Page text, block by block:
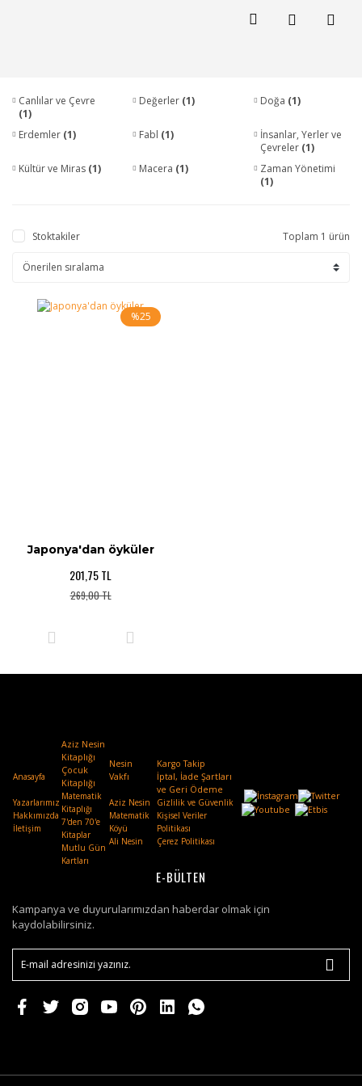
Canlılar ve Çevre
(1)
Değerler (1) Doğa (1)
Erdemler (1) Fabl (1)
İnsanlar, Yerler ve
Çevreler (1)
Kültür ve Miras (1) Macera (1)
Zaman Yönetimi
(1)
Stoktakiler Toplam 1 ürün
%25
Japonya'dan öyküler
201,75 TL
269,00 TL
Anasayfa
Yazarlarımız
Hakkımızda
İletişim
Aziz Nesin
Kitaplığı
Çocuk
Kitaplığı
Matematik
Kitaplığı
7'den 70'e
Kitaplar
Mutlu Gün
Kartları
Nesin
Vakfı
Aziz Nesin
Matematik
Köyü
Ali Nesin
Kargo Takip
İptal, İade Şartları
ve Geri Ödeme
Gizlilik ve Güvenlik
Kişisel Veriler
Politikası
Çerez Politikası
E-BÜLTEN
Kampanya ve duyurularımızdan haberdar olmak için
kaydolabilirsiniz.